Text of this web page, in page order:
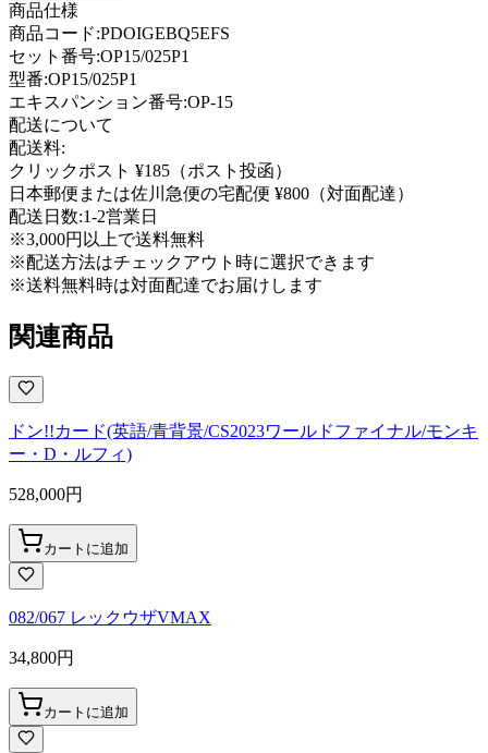
商品仕様
商品コード:PDOIGEBQ5EFS
セット番号:OP15/025P1
型番:OP15/025P1
エキスパンション番号:OP-15
配送について
配送料:
クリックポスト ¥185（ポスト投函）
日本郵便または佐川急便の宅配便 ¥800（対面配達）
配送日数:1-2営業日
※3,000円以上で送料無料
※配送方法はチェックアウト時に選択できます
※送料無料時は対面配達でお届けします
関連商品
ドン!!カード(英語/青背景/CS2023ワールドファイナル/モンキ
ー・D・ルフィ)
528,000円
カートに追加
082/067 レックウザVMAX
34,800円
カートに追加